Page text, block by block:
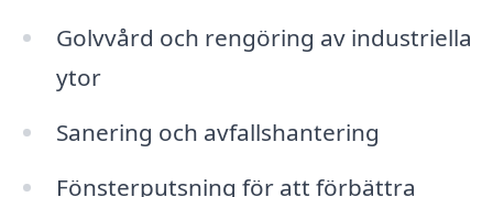
Golvvård och rengöring av industriella
ytor
Sanering och avfallshantering
Fönsterputsning för att förbättra